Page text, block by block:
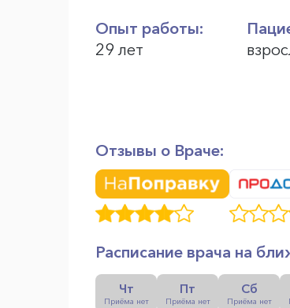
Опыт работы:
29 лет
Отзывы о Враче:
Расписание врача на
Чт
Приёма нет
Пт
Приёма нет
Сб
Приёма нет